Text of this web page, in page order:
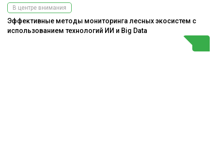
В центре внимания
Эффективные методы мониторинга лесных экосистем с
использованием технологий ИИ и Big Data